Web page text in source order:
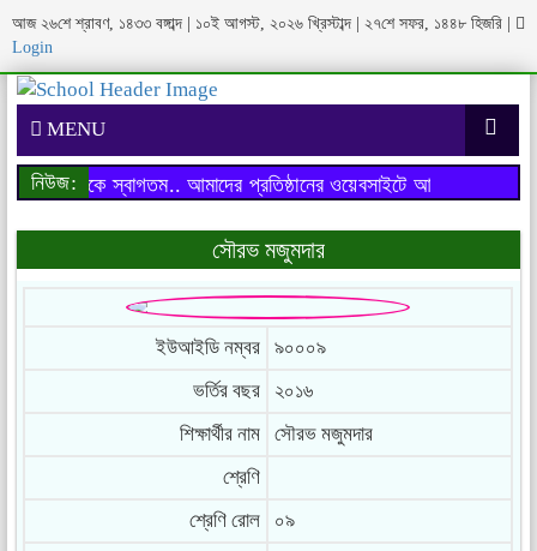
আজ ২৬শে শ্রাবণ, ১৪৩৩ বঙ্গাব্দ | ১০ই আগস্ট, ২০২৬ খ্রিস্টাব্দ | ২৭শে সফর, ১৪৪৮ হিজরি
Login
MENU
নিউজ: আমাদের প্রতিষ্ঠানের ওয়েবসাইটে আপনাকে স্বাগতম..
আপনাকে স্বাগতম..
সৌরভ মজুমদার
ইউআইডি নম্বর
৯০০০৯
ভর্তির বছর
২০১৬
শিক্ষার্থীর নাম
সৌরভ মজুমদার
শ্রেণি
শ্রেণি রোল
০৯